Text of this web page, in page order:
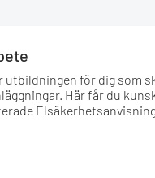
utbildningen för dig som
Här får du